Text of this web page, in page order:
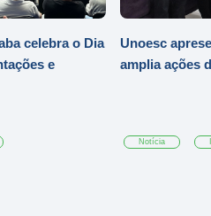
celebra o Dia
e
Unoesc
amplia ações
Notícia